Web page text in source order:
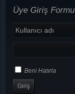
Üye Giriş Formu
Beni Hatırla